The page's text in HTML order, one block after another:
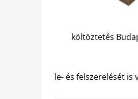
költöztetés
le- és felszerelését